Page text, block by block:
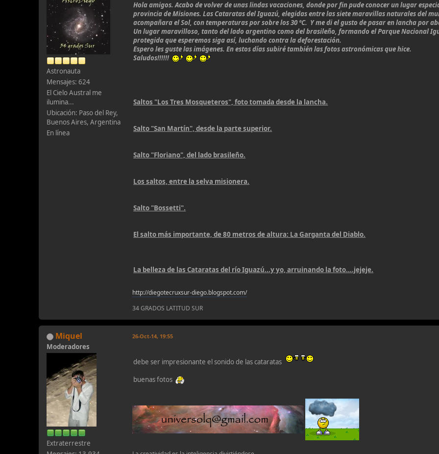
Astronauta
Mensajes: 624
El Cielo Austral me
ilumina...
Ubicación: Paso del Rey,
Buenos Aires, Argentina
En línea
Hola amigos. Acabo de volver de unas lindas vacaciones, donde por fin pude conocer un lugar
provincia de Misiones. Las Cataratas del Iguazú, elegidas entre las siete maravillas naturales del
acompañara el Sol, con temperaturas por sobre los 30 ºC. Y me di el gusto de pasar en lancha por
Un lugar maravilloso, tanto del lado argentino como del brasileño, formando el Parque Nacional
protegida que esperemos siga así, luchando contra la deforestación.
Espero les guste las imágenes. En estos días subiré también las fotos astronómicas que hice.
Saludos!!!!!!
Saltos "Los Tres Mosqueteros", foto tomada desde la lancha.
Salto "San Martín", desde la parte superior.
Salto "Floriano", del lado brasileño.
Los saltos, entre la selva misionera.
Salto "Bossetti".
El salto más importante, de 80 metros de altura: La Garganta del Diablo.
La belleza de las Cataratas del río Iguazú...y yo, arruinando la foto....jejeje.
http://diegotecruxsur-diego.blogspot.com/
34 GRADOS LATITUD SUR
Miquel
Moderadores
Extraterrestre
26-Oct-14, 19:55
debe ser impresionante el sonido de las cataratas
buenas fotos